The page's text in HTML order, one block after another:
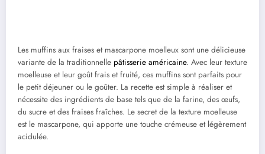
Les muffins aux fraises et mascarpone moelleux sont une délicieuse
variante de la traditionnelle pâtisserie américaine. Avec leur texture
moelleuse et leur goût frais et fruité, ces muffins sont parfaits pour
le petit déjeuner ou le goûter. La recette est simple à réaliser et
nécessite des ingrédients de base tels que de la farine, des œufs,
du sucre et des fraises fraîches. Le secret de la texture moelleuse
est le mascarpone, qui apporte une touche crémeuse et légèrement
acidulée.